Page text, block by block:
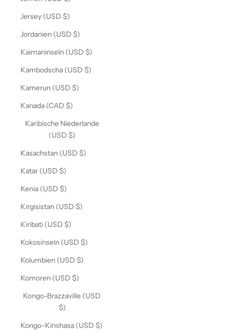
Jersey (USD $)
Jordanien (USD $)
Kaimaninseln (USD $)
Kambodscha (USD $)
Kamerun (USD $)
Kanada (CAD $)
Karibische Niederlande
(USD $)
Kasachstan (USD $)
Katar (USD $)
Kenia (USD $)
Kirgisistan (USD $)
Kiribati (USD $)
Kokosinseln (USD $)
Kolumbien (USD $)
Komoren (USD $)
Kongo-Brazzaville (USD
$)
Kongo-Kinshasa (USD $)